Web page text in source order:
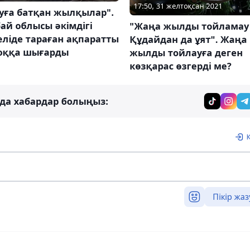
батқан жылқылар".
облысы әкімдігі
тараған ақпаратты
шығарды
17:50, 31 желтоқсан 2021
"Жаңа жылды тойламау
Құдайдан да ұят". Жаңа
жылды тойлауға деген
көзқарас өзгерді ме?
хабардар болыңыз:
Пікір